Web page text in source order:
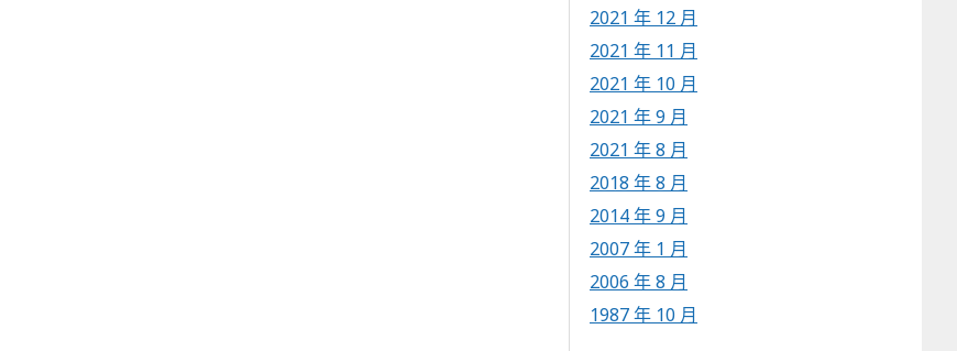
2021 年 12 月
2021 年 11 月
2021 年 10 月
2021 年 9 月
2021 年 8 月
2018 年 8 月
2014 年 9 月
2007 年 1 月
2006 年 8 月
1987 年 10 月